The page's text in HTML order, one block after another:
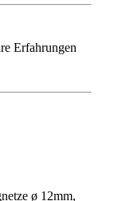
Erfahrungen